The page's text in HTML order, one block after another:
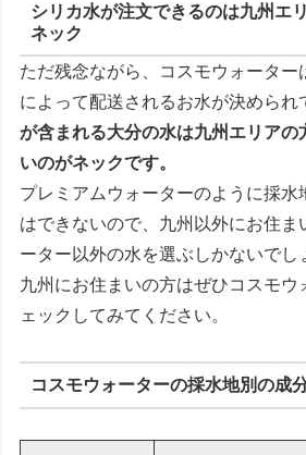
シリカ水が注文できるのは九州エ
ネック
ただ残念ながら、コスモウォーター
によって配送されるお水が決められ
が含まれる大分の水は九州エリアの
いのがネックです。
プレミアムウォーターのように採水
はできないので、九州以外にお住ま
ーター以外の水を選ぶしかないでし
九州にお住まいの方はぜひコスモウ
ェックしてみてください。
コスモウォーターの採水地別の成